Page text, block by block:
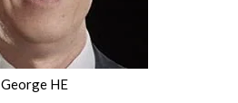
George HE